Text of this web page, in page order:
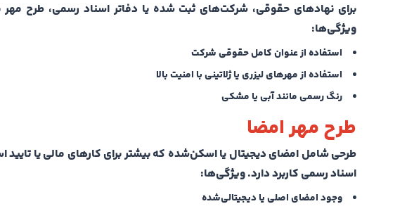
برای نهادهای حقوقی، شرکت‌های ثبت شده یا دفاتر اسناد رسمی، طرح مهر
ویژگی‌ها:
استفاده از عنوان کامل حقوقی شرکت
استفاده از مهرهای لیزری یا ژلاتینی با امنیت بالا
رنگ رسمی مانند آبی یا مشکی
طرح مهر امضا
طرحی شامل امضای دیجیتال یا اسکن‌شده که بیشتر برای کارهای مالی یا
اسناد رسمی کاربرد دارد.ویژگی‌ها:
وجود امضای اصلی یا دیجیتالی‌شده